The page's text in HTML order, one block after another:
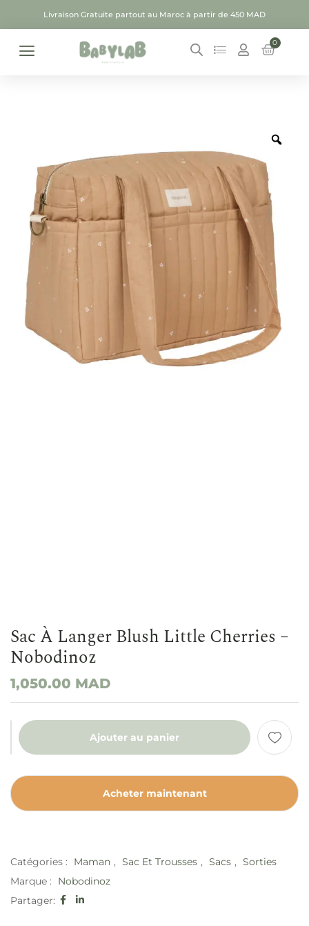
Livraison Gratuite partout au Maroc à partir de 450 MAD
0
Sac À Langer Blush Little Cherries –
Nobodinoz
1,050.00 MAD
Ajouter au panier
Acheter maintenant
Catégories : Maman , Sac Et Trousses , Sacs , Sorties
Marque :
Nobodinoz
Partager: